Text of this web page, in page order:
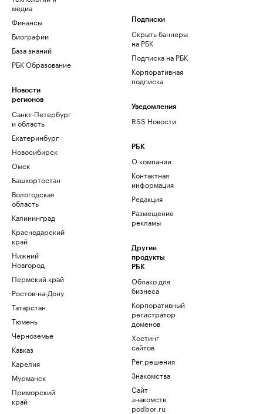
медиа
Финансы
Биографии
База знаний
РБК Образование
Новости
регионов
Санкт-Петербург
и область
Екатеринбург
Новосибирск
Омск
Башкортостан
Вологодская
область
Калининград
Краснодарский
край
Нижний
Новгород
Пермский край
Ростов-на-Дону
Татарстан
Тюмень
Черноземье
Кавказ
Карелия
Мурманск
Приморский
край
Подписки
Скрыть баннеры
на РБК
Подписка на РБК
Корпоративная
подписка
Уведомления
RSS Новости
РБК
О компании
Контактная
информация
Редакция
Размещение
рекламы
Другие
продукты
РБК
Облако для
бизнеса
Корпоративный
регистратор
доменов
Хостинг
сайтов
Рег.решения
Знакомства
Сайт
знакомств
podbor.ru